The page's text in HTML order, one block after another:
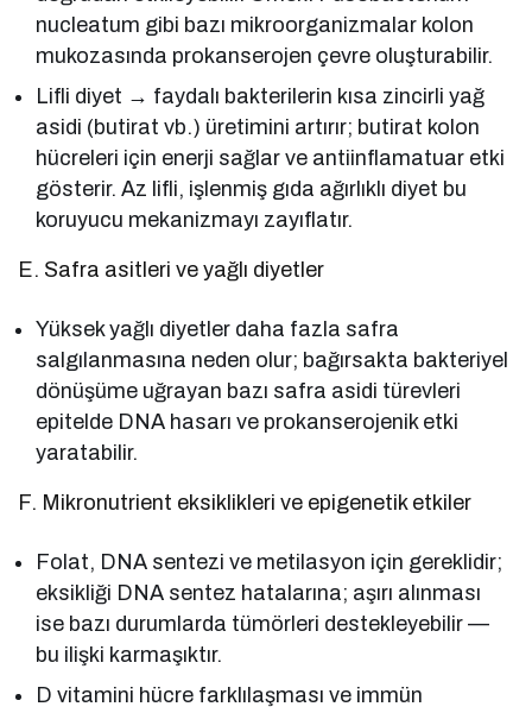
nucleatum gibi bazı mikroorganizmalar kolon
mukozasında prokanserojen çevre oluşturabilir.
Lifli diyet → faydalı bakterilerin kısa zincirli yağ
asidi (butirat vb.) üretimini artırır; butirat kolon
hücreleri için enerji sağlar ve antiinflamatuar etki
gösterir. Az lifli, işlenmiş gıda ağırlıklı diyet bu
koruyucu mekanizmayı zayıflatır.
E. Safra asitleri ve yağlı diyetler
Yüksek yağlı diyetler daha fazla safra
salgılanmasına neden olur; bağırsakta bakteriyel
dönüşüme uğrayan bazı safra asidi türevleri
epitelde DNA hasarı ve prokanserojenik etki
yaratabilir.
F. Mikronutrient eksiklikleri ve epigenetik etkiler
Folat, DNA sentezi ve metilasyon için gereklidir;
eksikliği DNA sentez hatalarına; aşırı alınması
ise bazı durumlarda tümörleri destekleyebilir —
bu ilişki karmaşıktır.
D vitamini hücre farklılaşması ve immün